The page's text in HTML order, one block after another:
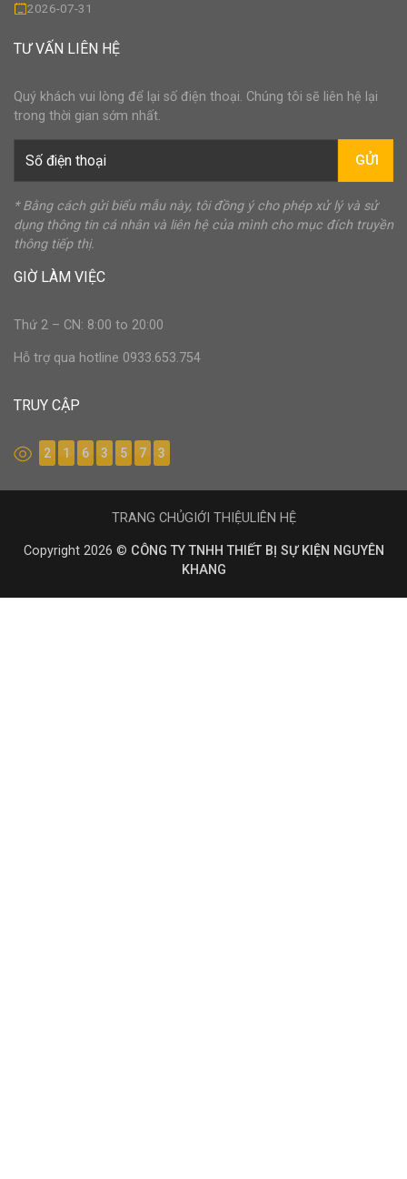
2026-07-31
TƯ VẤN LIÊN HỆ
Quý khách vui lòng để lại số điện thoại. Chúng tôi sẽ liên hệ lại
trong thời gian sớm nhất.
GỬI
* Bằng cách gửi biểu mẫu này, tôi đồng ý cho phép xử lý và sử
dụng thông tin cá nhân và liên hệ của mình cho mục đích truyền
thông tiếp thị.
GIỜ LÀM VIỆC
Thứ 2 – CN: 8:00 to 20:00
Hỗ trợ qua hotline 0933.653.754
TRUY CẬP
2 1 6 3 5 7 3
Copyright 2026 © CÔNG TY TNHH THIẾT BỊ SỰ KIỆN NGUYÊN
KHANG
TRANG CHỦGIỚI THIỆULIÊN HỆ